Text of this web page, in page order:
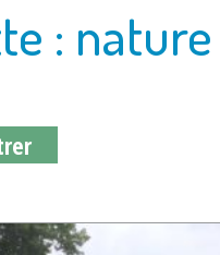
: nature